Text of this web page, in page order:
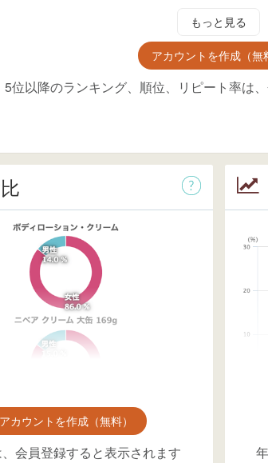
もっと見る
アカウントを作成（無
5位以降のランキング、順位、リピート率は
アカウントを作成（無料）
会員登録すると表示されます